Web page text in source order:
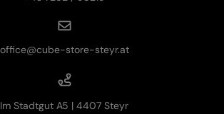
office@cube-store-steyr.at
Im Stadtgut A5 | 4407 Steyr